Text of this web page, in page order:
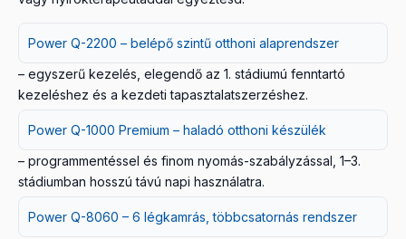
Power Q-2200 – belépő szintű otthoni alaprendszer
– egyszerű kezelés, elegendő az 1. stádiumú fenntartó
kezeléshez és a kezdeti tapasztalatszerzéshez.
Power Q-1000 Premium – haladó otthoni készülék
– programmentéssel és finom nyomás-szabályzással, 1–3.
stádiumban hosszú távú napi használatra.
Power Q-8060 – 6 légkamrás, többcsatornás rendszer